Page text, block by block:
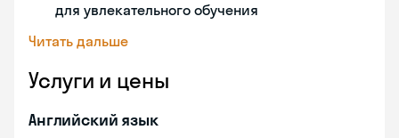
для увлекательного обучения
Читать дальше
Услуги и цены
Английский язык